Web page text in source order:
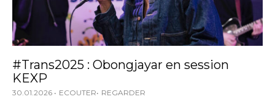
#Trans2025 : Obongjayar en session
KEXP
30.01.2026 ECOUTER REGARDER